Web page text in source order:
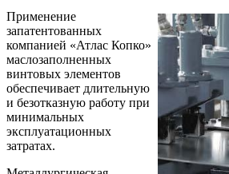
Применение
запатентованных
компанией «Атлас Копко»
маслозаполненных
винтовых элементов
обеспечивает длительную
и безотказную работу при
минимальных
эксплуатационных
затратах.